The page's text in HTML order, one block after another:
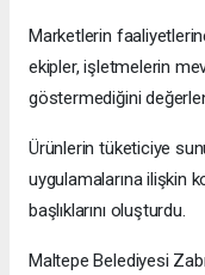
Marketlerin
ekipler, işletmelerin
göstermediğini
Ürünlerin tüketiciye
uygulamalarına ilişkin
başlıklarını oluşturdu.
Maltepe Belediyesi